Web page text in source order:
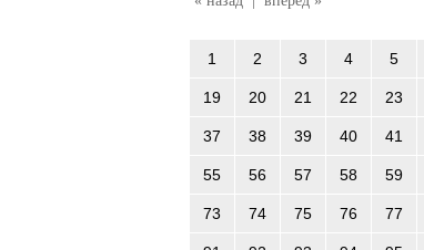
1 2 3 4 5
19 20 21 22 23
37 38 39 40 41
55 56 57 58 59
73 74 75 76 77